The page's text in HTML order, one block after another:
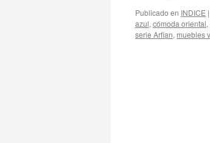
Publicado en INDICE |
azul, cómoda oriental,
serie Arfian, muebles